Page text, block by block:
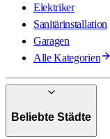
Elektriker
Sanitärinstallation
Garagen
Alle Kategorien
Beliebte Städte